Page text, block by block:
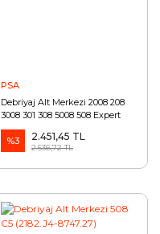
PSA
Debriyaj Alt Merkezi 2008 208
3008 301 308 5008 508 Expert
Partner (9809468580)
%3
2.451,45 TL
2.536,72 TL